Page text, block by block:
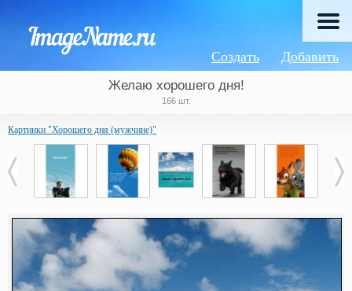
Добавить
Создать
Желаю хорошего дня!
166 шт.
Картинки "Хорошего дня (мужчине)"